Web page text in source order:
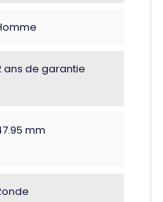
ans de garantie
mm